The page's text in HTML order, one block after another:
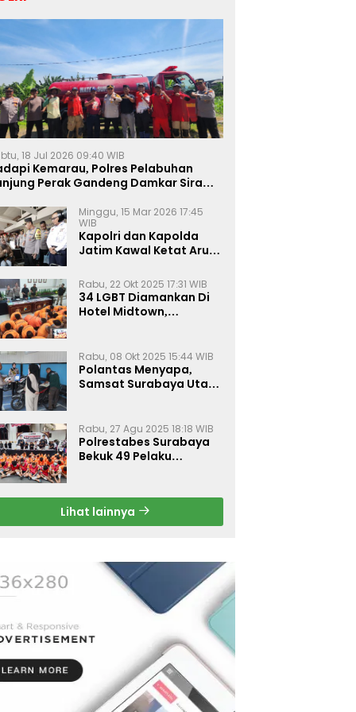
18 Jul 2026 09:40 WIB
Kemarau, Polres Pelabuhan
Perak Gandeng Damkar Siram
Minggu, 15 Mar 2026 17:45
WIB
Kapolri dan Kapolda
Jatim Kawal Ketat Arus
Rabu, 22 Okt 2025 17:31 WIB
34 LGBT Diamankan Di
Hotel Midtown,
Rabu, 08 Okt 2025 15:44 WIB
Polantas Menyapa,
Samsat Surabaya Utara
Rabu, 27 Agu 2025 18:18 WIB
Polrestabes Surabaya
Bekuk 49 Pelaku
Gratis
Lihat lainnya